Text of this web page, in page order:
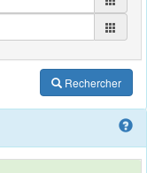
Rechercher